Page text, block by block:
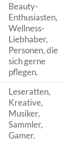
Beauty-
Enthusiasten,
Wellness-
Liebhaber,
Personen, die
sich gerne
pflegen.
Leseratten,
Kreative,
Musiker,
Sammler,
Gamer.